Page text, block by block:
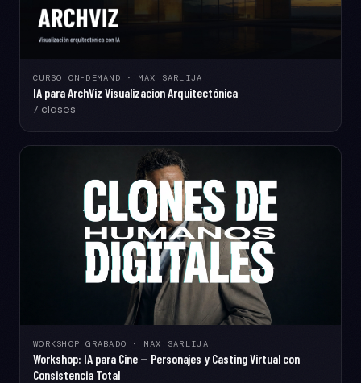
CURSO ON-DEMAND · MAX SARLIJA
IA para ArchViz Visualizacion Arquitectónica
7 clases
WORKSHOP GRABADO · MAX SARLIJA
Workshop: IA para Cine — Personajes y Casting Virtual con
Consistencia Total